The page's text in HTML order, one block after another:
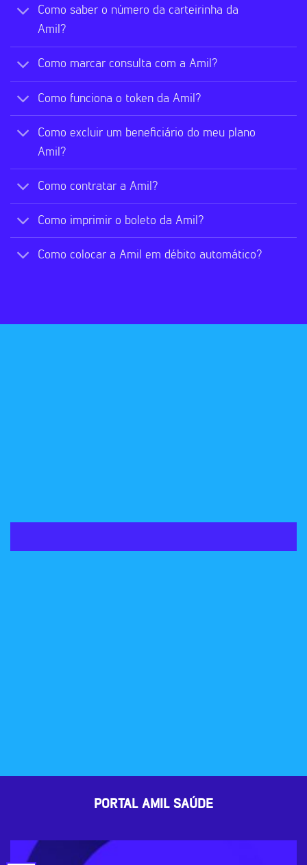
Como saber o número da carteirinha da
Amil?
Como marcar consulta com a Amil?
Como funciona o token da Amil?
Como excluir um beneficiário do meu plano
Amil?
Como contratar a Amil?
Como imprimir o boleto da Amil?
Como colocar a Amil em débito automático?
PORTAL AMIL SAÚDE